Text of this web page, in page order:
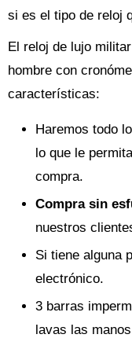
si es el tipo de reloj
El reloj de lujo
hombre con
características:
Haremos todo
lo que le
compra.
Compra sin
nuestros
Si tiene alguna
electrónico.
3 barras
lavas las